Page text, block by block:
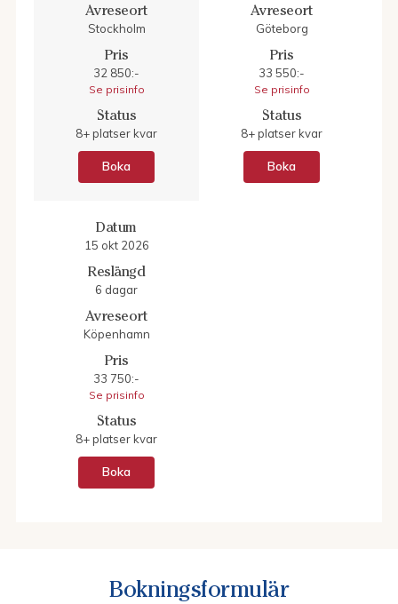
Avreseort
Stockholm
Pris
32 850:-
Se prisinfo
Status
8+ platser kvar
Boka
Avreseort
Göteborg
Pris
33 550:-
Se prisinfo
Status
8+ platser kvar
Boka
Datum
15 okt 2026
Reslängd
6 dagar
Avreseort
Köpenhamn
Pris
33 750:-
Se prisinfo
Status
8+ platser kvar
Boka
Bokningsformulär